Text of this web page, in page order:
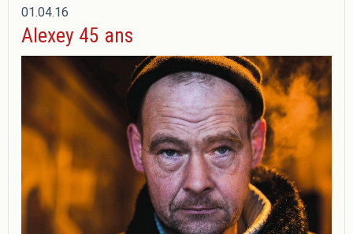
01.04.16
Alexey 45 ans